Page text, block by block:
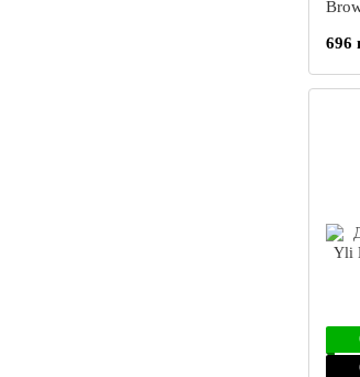
696